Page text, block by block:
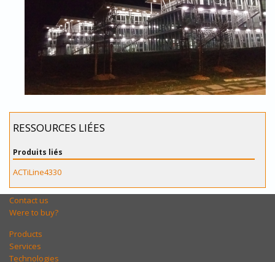
RESSOURCES LIÉES
Produits liés
ACTiLine4330
Contact us
Were to buy?
Products
Services
Technologies